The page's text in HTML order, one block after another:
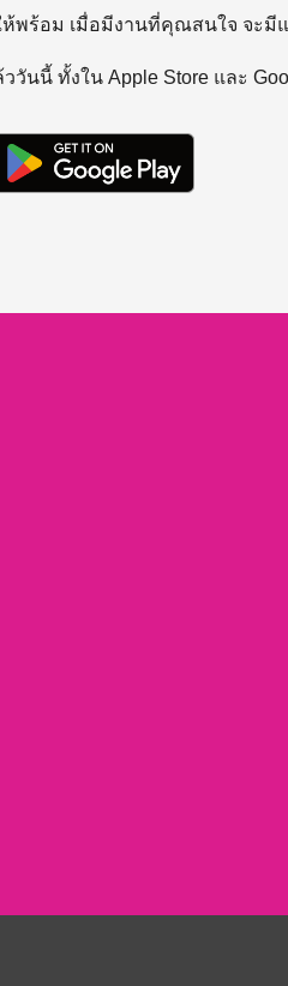
ห้พร้อม เมื่อมีงานที่คุณสนใจ จะมี
วันนี้ ทั้งใน Apple Store และ